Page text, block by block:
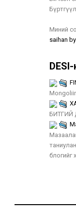
Миний
saihan
БИТГИЙ
блогийг